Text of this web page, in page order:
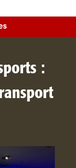
: